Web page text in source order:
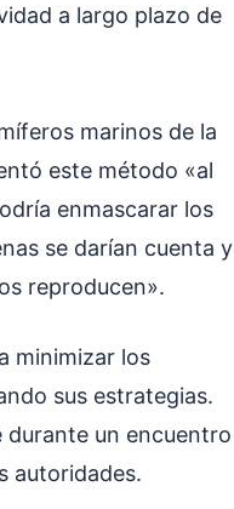
a largo plazo de
marinos de la
este método «al
enmascarar los
se darían cuenta y
reproducen».
minimizar los
sus estrategias.
durante un encuentro
autoridades.